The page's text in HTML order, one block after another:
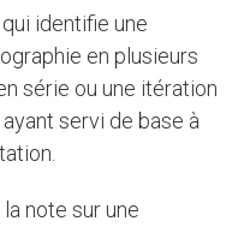
identifie une
en plusieurs
série ou une itération
servi de base à